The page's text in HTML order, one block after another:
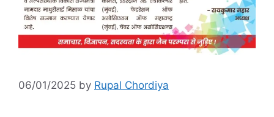
06/01/2025 by Rupal Chordiya